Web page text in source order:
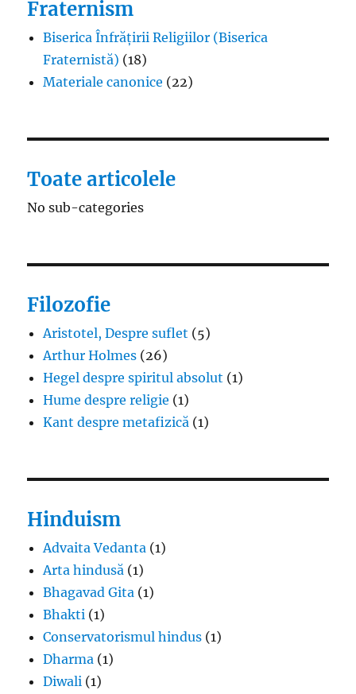
Fraternism
Biserica Înfrățirii Religiilor (Biserica
Fraternistă) (18)
Materiale canonice (22)
Toate articolele
No sub-categories
Filozofie
Aristotel, Despre suflet (5)
Arthur Holmes (26)
Hegel despre spiritul absolut (1)
Hume despre religie (1)
Kant despre metafizică (1)
Hinduism
Advaita Vedanta (1)
Arta hindusă (1)
Bhagavad Gita (1)
Bhakti (1)
Conservatorismul hindus (1)
Dharma (1)
Diwali (1)